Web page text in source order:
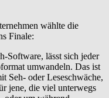
wählte die
Finale:
Software, lässt sich jeder
umwandeln. Das ist
Seh- oder Leseschwäche,
jene, die viel unterwegs